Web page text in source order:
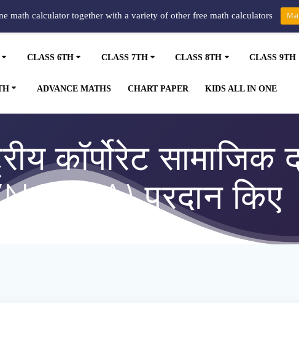
CLASS 6TH CLASS 7TH CLASS 8TH CLASS 9TH
ADVANCE MATHS CHART PAPER KIDS ALL IN ONE
कॉर्पोरेट सामाजिक
प्रदान किए
math calculator together with a variety of other free math calculators